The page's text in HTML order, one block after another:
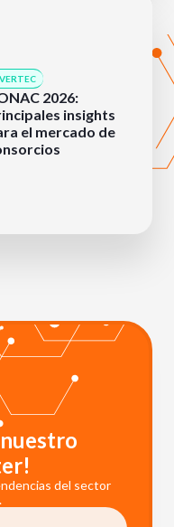
2026:
insights
el mercado de
del sector